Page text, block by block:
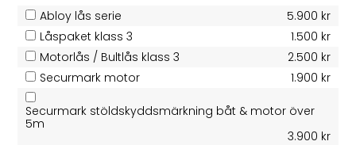
Abloy lås serie
5.900 kr
Låspaket klass 3
1.500 kr
Motorlås / Bultlås klass 3
2.500 kr
Securmark motor
1.900 kr
Securmark stöldskyddsmärkning båt & motor över
5m
3.900 kr